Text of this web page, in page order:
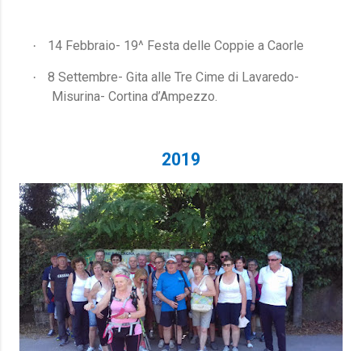
· 14 Febbraio- 19^ Festa delle Coppie a Caorle
·
8 Settembre- Gita alle Tre Cime di Lavaredo-
Misurina- Cortina d’Ampezzo.
2019